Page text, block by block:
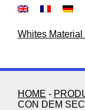
Skip
Whites
HOME -
CON DEM